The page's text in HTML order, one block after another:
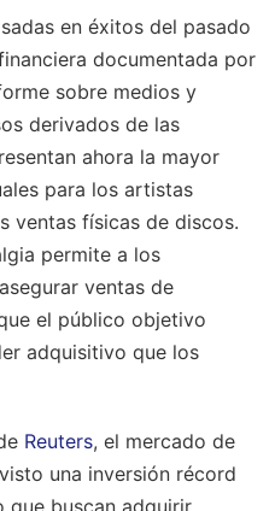
en éxitos del pasado
documentada por
sobre medios y
derivados de las
ahora la mayor
para los artistas
ventas físicas de discos.
permite a los
ventas de
el público objetivo
adquisitivo que los
Reuters, el mercado de
una inversión récord